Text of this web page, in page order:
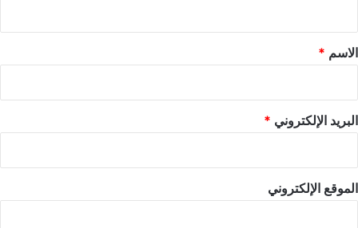
*
الاسم *
البريد الإلكتروني *
الموقع الإلكتروني